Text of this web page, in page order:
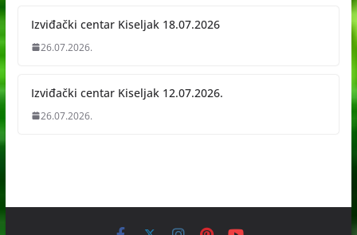
Izviđački centar Kiseljak 18.07.2026
26.07.2026.
Izviđački centar Kiseljak 12.07.2026.
26.07.2026.